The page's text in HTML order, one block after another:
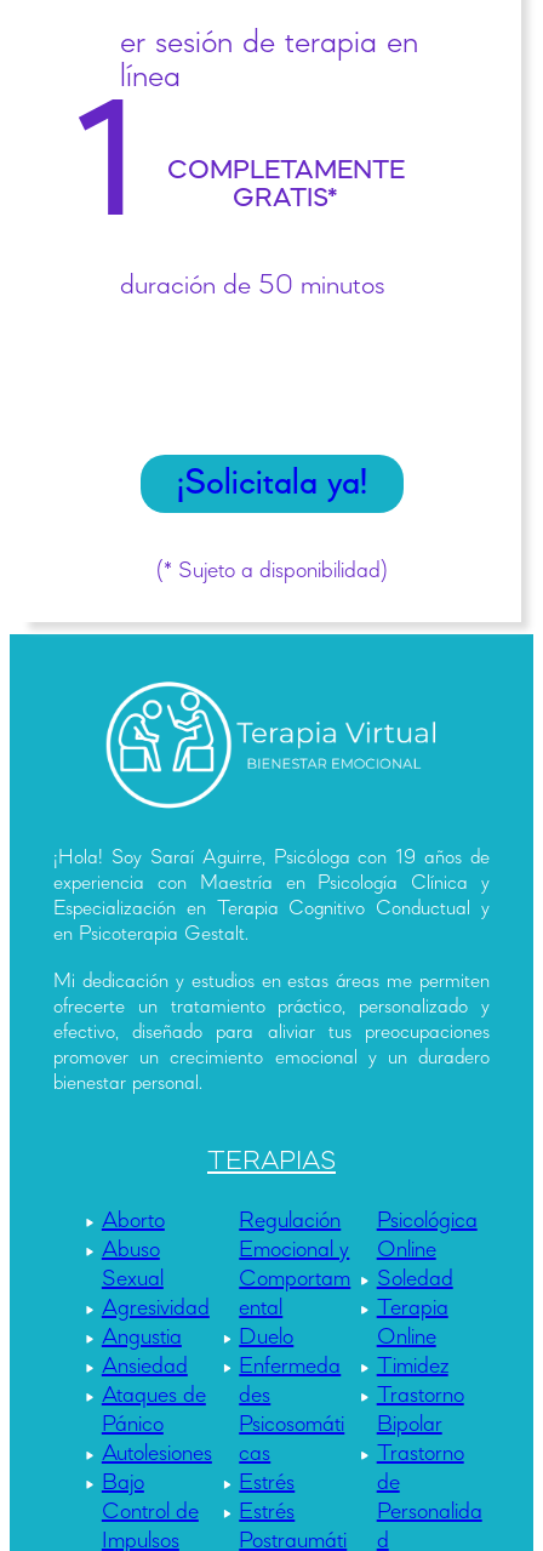
1
er sesión de terapia en
línea
COMPLETAMENTE
GRATIS*
duración de 50 minutos
¡Solicitala ya!
(* Sujeto a disponibilidad)
¡Hola! Soy Saraí Aguirre, Psicóloga con 19 años de
experiencia con Maestría en Psicología Clínica y
Especialización en Terapia Cognitivo Conductual y
en Psicoterapia Gestalt.
Mi dedicación y estudios en estas áreas me permiten
ofrecerte un tratamiento práctico, personalizado y
efectivo, diseñado para aliviar tus preocupaciones
promover un crecimiento emocional y un duradero
bienestar personal.
TERAPIAS
Aborto
Abuso
Sexual
Agresividad
Angustia
Ansiedad
Ataques de
Pánico
Autolesiones
Bajo
Control de
Impulsos
Regulación
Emocional y
Comportam
ental
Duelo
Enfermeda
des
Psicosomáti
cas
Estrés
Estrés
Postraumáti
Psicológica
Online
Soledad
Terapia
Online
Timidez
Trastorno
Bipolar
Trastorno
de
Personalida
d